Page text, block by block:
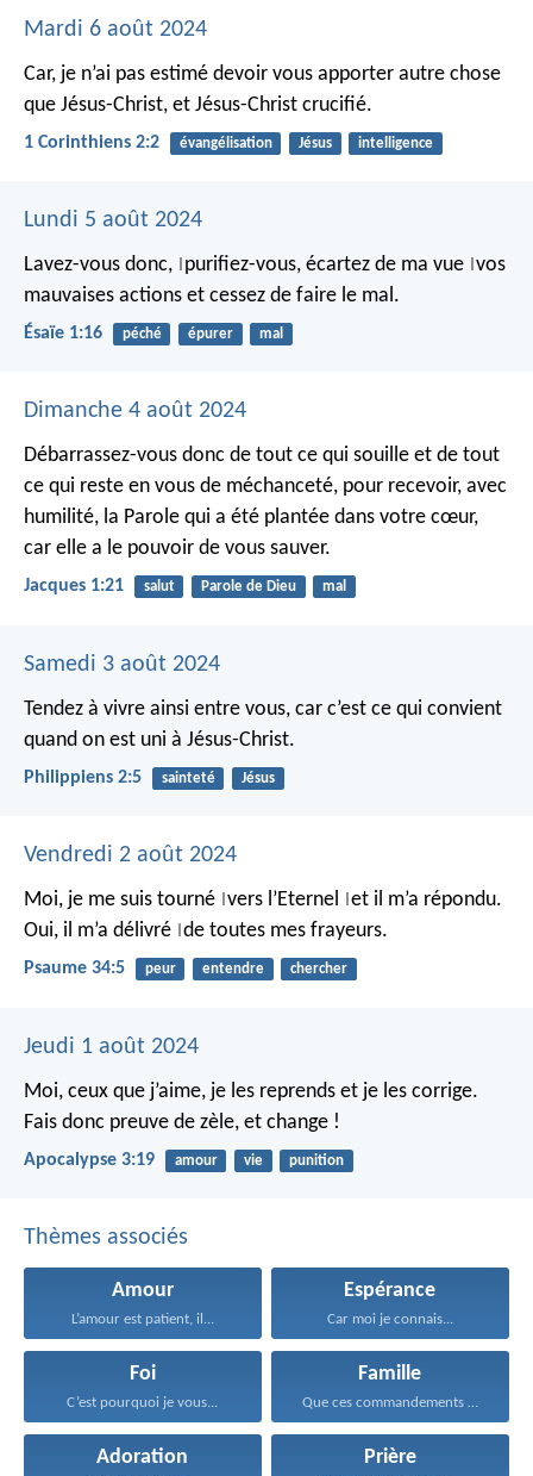
Mardi 6 août 2024
Car, je n’ai pas estimé devoir vous apporter autre chose
que Jésus-Christ, et Jésus-Christ crucifié.
1 Corinthiens 2:2 évangélisation Jésus intelligence
Lundi 5 août 2024
Lavez-vous donc, purifiez-vous, écartez de ma vue vos
mauvaises actions et cessez de faire le mal.
Ésaïe 1:16 péché épurer mal
Dimanche 4 août 2024
Débarrassez-vous donc de tout ce qui souille et de tout
ce qui reste en vous de méchanceté, pour recevoir, avec
humilité, la Parole qui a été plantée dans votre cœur,
car elle a le pouvoir de vous sauver.
Jacques 1:21 salut Parole de Dieu mal
Samedi 3 août 2024
Tendez à vivre ainsi entre vous, car c’est ce qui convient
quand on est uni à Jésus-Christ.
Philippiens 2:5 sainteté Jésus
Vendredi 2 août 2024
Moi, je me suis tourné vers l’Eternel et il m’a répondu.
Oui, il m’a délivré de toutes mes frayeurs.
Psaume 34:5 peur entendre chercher
Jeudi 1 août 2024
Moi, ceux que j’aime, je les reprends et je les corrige.
Fais donc preuve de zèle, et change !
Apocalypse 3:19 amour vie punition
Thèmes associés
Amour
L’amour est patient, il...
Espérance
Car moi je connais...
Foi
C’est pourquoi je vous...
Famille
Que ces commandements que...
Adoration Prière